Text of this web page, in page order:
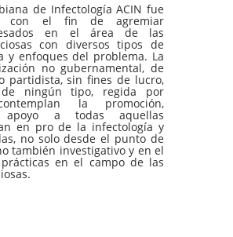
de Infectología ACIN fue
con el fin de agremiar
en el área de las
con diversos tipos de
y enfoques del problema. La
no gubernamental, de
partidista, sin fines de lucro,
ningún tipo, regida por
la promoción,
apoyo a todas aquellas
en pro de la infectología y
no solo desde el punto de
también investigativo y en el
en el campo de las